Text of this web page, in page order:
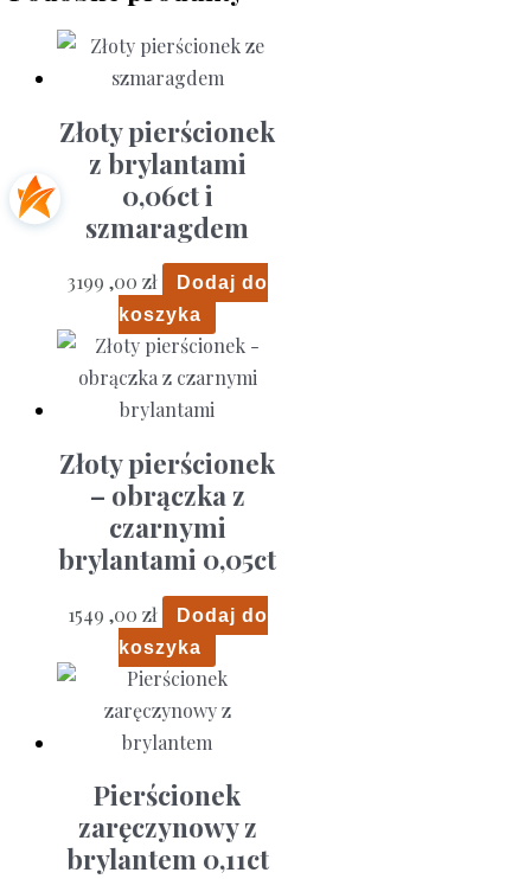
Złoty pierścionek
z brylantami
0,06ct i
szmaragdem
3199 ,00 zł
Dodaj do
koszyka
Złoty pierścionek
– obrączka z
czarnymi
brylantami 0,05ct
1549 ,00 zł
Dodaj do
koszyka
Pierścionek
zaręczynowy z
brylantem 0,11ct